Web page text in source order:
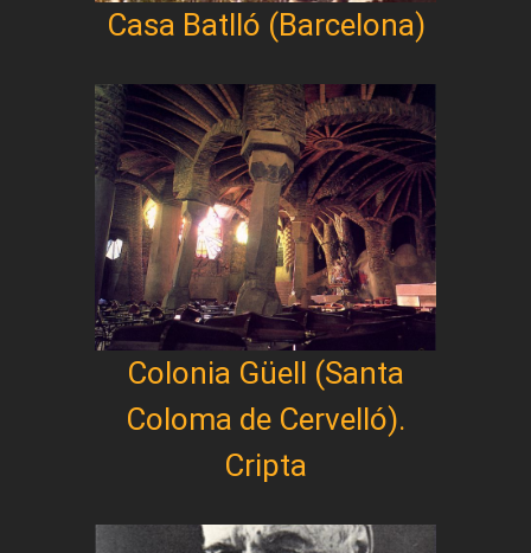
Casa Batlló (Barcelona)
Colonia Güell (Santa
Coloma de Cervelló).
Cripta